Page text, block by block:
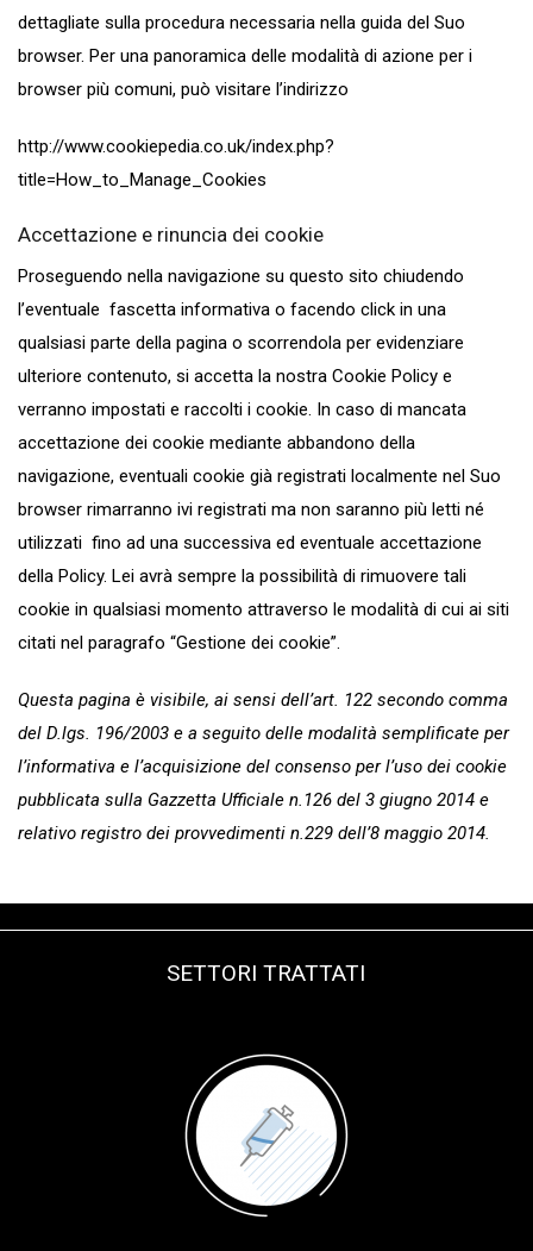
dettagliate sulla procedura necessaria nella guida del Suo
browser. Per una panoramica delle modalità di azione per i
browser più comuni, può visitare l’indirizzo
http://www.cookiepedia.co.uk/index.php?
title=How_to_Manage_Cookies
Accettazione e rinuncia dei cookie
Proseguendo nella navigazione su questo sito chiudendo
l’eventuale fascetta informativa o facendo click in una
qualsiasi parte della pagina o scorrendola per evidenziare
ulteriore contenuto, si accetta la nostra Cookie Policy e
verranno impostati e raccolti i cookie. In caso di mancata
accettazione dei cookie mediante abbandono della
navigazione, eventuali cookie già registrati localmente nel Suo
browser rimarranno ivi registrati ma non saranno più letti né
utilizzati fino ad una successiva ed eventuale accettazione
della Policy. Lei avrà sempre la possibilità di rimuovere tali
cookie in qualsiasi momento attraverso le modalità di cui ai siti
citati nel paragrafo “Gestione dei cookie”.
Questa pagina è visibile, ai sensi dell’art. 122 secondo comma
del D.lgs. 196/2003 e a seguito delle modalità semplificate per
l’informativa e l’acquisizione del consenso per l’uso dei cookie
pubblicata sulla Gazzetta Ufficiale n.126 del 3 giugno 2014 e
relativo registro dei provvedimenti n.229 dell’8 maggio 2014.
SETTORI TRATTATI